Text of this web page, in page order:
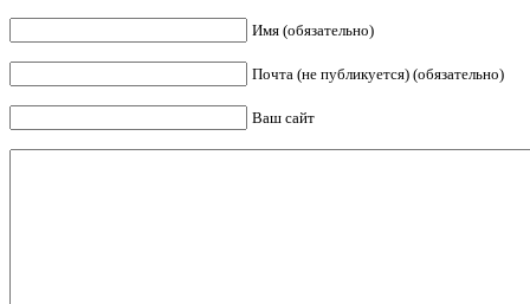
Имя (обязательно)
Почта (не публикуется) (обязательно)
Ваш сайт